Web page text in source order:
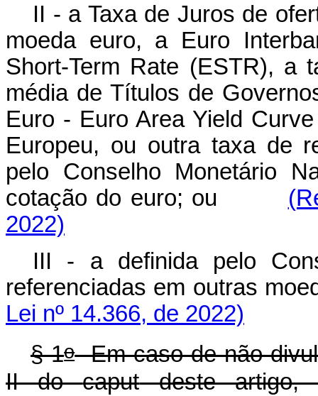
II - a Taxa de Juros de
moeda euro, a Euro
Short-Term Rate (ESTR), a
média de Títulos de
Euro - Euro Area Yield
Europeu, ou outra taxa de
pelo Conselho Monetário
cotação do euro; ou
2022)
III - a definida pelo
referenciadas em outras
Lei nº 14.366, de 2022)
§ 1oEm caso de não
II docaputdeste artigo,